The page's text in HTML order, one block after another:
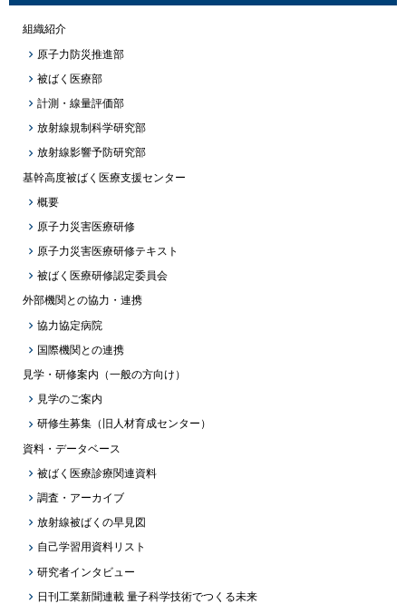
組織紹介
原子力防災推進部
被ばく医療部
計測・線量評価部
放射線規制科学研究部
放射線影響予防研究部
基幹高度被ばく医療支援センター
概要
原子力災害医療研修
原子力災害医療研修テキスト
被ばく医療研修認定委員会
外部機関との協力・連携
協力協定病院
国際機関との連携
見学・研修案内（一般の方向け）
見学のご案内
研修生募集（旧人材育成センター）
資料・データベース
被ばく医療診療関連資料
調査・アーカイブ
放射線被ばくの早見図
自己学習用資料リスト
研究者インタビュー
日刊工業新聞連載 量子科学技術でつくる未来